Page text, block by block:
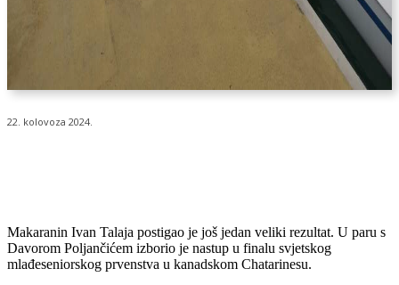
22. kolovoza 2024.
Makaranin Ivan Talaja postigao je još jedan veliki rezultat. U paru s
Davorom Poljančićem izborio je nastup u finalu svjetskog
mlađeseniorskog prvenstva u kanadskom Chatarinesu.